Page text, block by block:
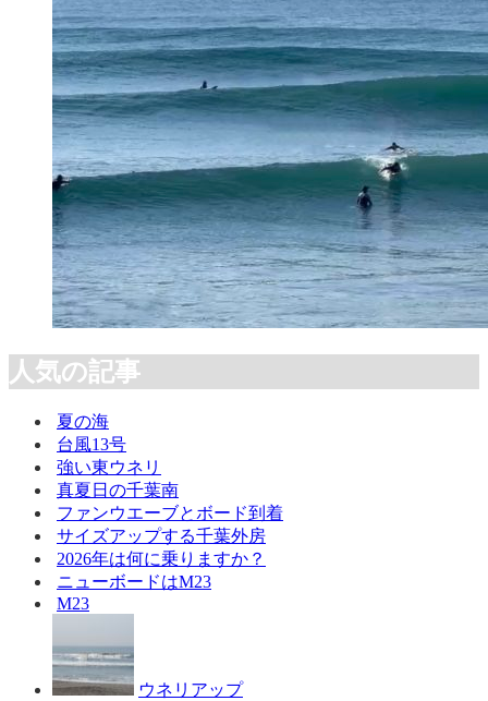
人気の記事
夏の海
台風13号
強い東ウネリ
真夏日の千葉南
ファンウエーブとボード到着
サイズアップする千葉外房
2026年は何に乗りますか？
ニューボードはM23
M23
ウネリアップ